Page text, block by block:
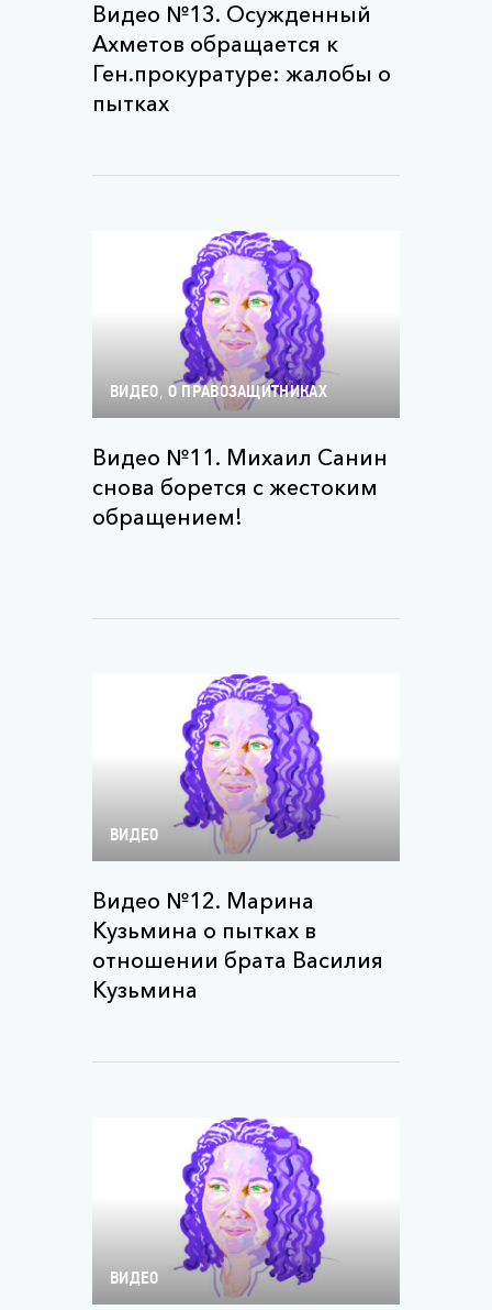
Видео №13. Осужденный
Ахметов обращается к
Ген.прокуратуре: жалобы о
пытках
ВИДЕО, О ПРАВОЗАЩИТНИКАХ
Видео №11. Михаил Санин
снова борется с жестоким
обращением!
ВИДЕО
Видео №12. Марина
Кузьмина о пытках в
отношении брата Василия
Кузьмина
ВИДЕО